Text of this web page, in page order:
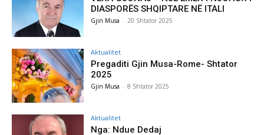
DIASPORËS SHQIPTARE NË ITALI
Gjin Musa - 20 Shtator 2025
Aktualitet
Pregaditi Gjin Musa-Rome- Shtator
2025
Gjin Musa - 8 Shtator 2025
Aktualitet
Nga: Ndue Dedaj